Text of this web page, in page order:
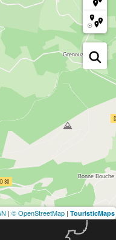
| © OpenStreetMap | TouristicMaps